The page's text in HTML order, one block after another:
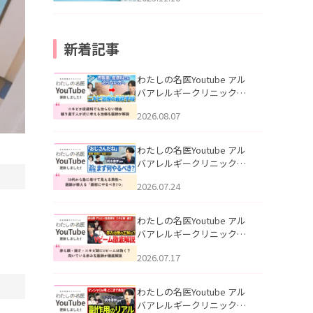
新着記事
わたしの名医Youtube アル
バアレルギークリニック札
らない理由｜繰り返す人が
説」を公開いたしました。
2026.08.07
わたしの名医Youtube アル
バアレルギークリニック札
える男性へ｜医師が教える
公開いたしました。
2026.07.24
わたしの名医Youtube アル
バアレルギークリニック札
跡にVビームは効く？向いて
説」を公開いたしました。
2026.07.17
わたしの名医Youtube アル
バアレルギークリニック札